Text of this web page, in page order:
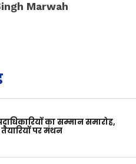
Marwah
का सम्मान समारोह,
पर मंथन